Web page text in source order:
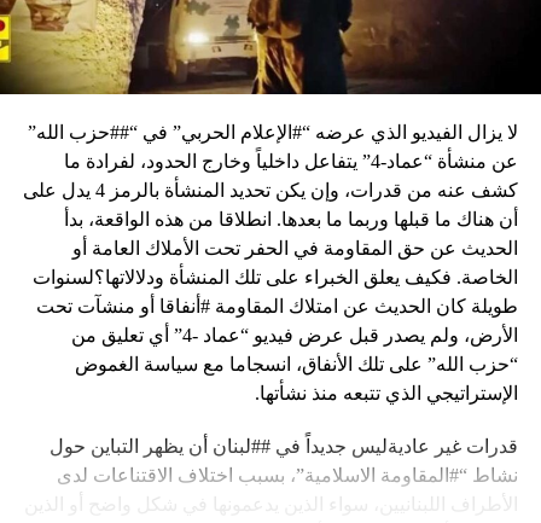
لا يزال الفيديو الذي عرضه “#الإعلام الحربي” في “##حزب الله”
عن منشأة “عماد-4” يتفاعل داخلياً وخارج الحدود، لفرادة ما
كشف عنه من قدرات، وإن يكن تحديد المنشأة بالرمز 4 يدل على
أن هناك ما قبلها وربما ما بعدها. انطلاقا من هذه الواقعة، بدأ
الحديث عن حق المقاومة في الحفر تحت الأملاك العامة أو
الخاصة. فكيف يعلق الخبراء على تلك المنشأة ودلالاتها؟لسنوات
طويلة كان الحديث عن امتلاك المقاومة #أنفاقا أو منشآت تحت
الأرض، ولم يصدر قبل عرض فيديو “عماد -4” أي تعليق من
“حزب الله” على تلك الأنفاق، انسجاما مع سياسة الغموض
الإستراتيجي الذي تتبعه منذ نشأتها.
قدرات غير عاديةليس جديداً في ##لبنان أن يظهر التباين حول
نشاط “#المقاومة الاسلامية”، بسبب اختلاف الاقتناعات لدى
الأطراف اللبنانيين، سواء الذين يدعمونها في شكل واضح أو الذين